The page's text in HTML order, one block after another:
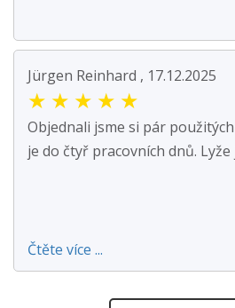
Jürgen Reinhard , 17.12.2025
★ ★ ★ ★ ★
Objednali jsme si pár
je do čtyř pracovních dnů. Lyže
Čtěte více ...